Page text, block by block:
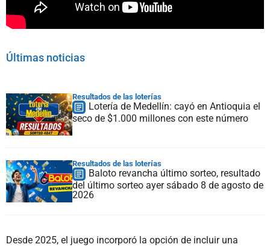
Últimas noticias
Resultados de las loterías
Lotería de Medellín: cayó en Antioquia el
seco de $1.000 millones con este número
Resultados de las loterías
Baloto revancha último sorteo, resultado
del último sorteo ayer sábado 8 de agosto de
2026
Desde 2025, el juego incorporó la opción de incluir una